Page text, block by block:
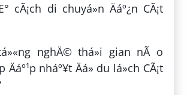
cÃ¡ch di chuyá»n Äáº¿n CÃ¡t
nghÄ© thá»i gian nÃ o
nháº¥t Äá» du lá»ch CÃ¡t